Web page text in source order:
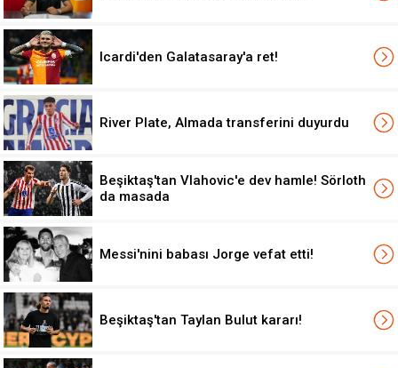
Icardi'den Galatasaray'a ret!
River Plate, Almada transferini duyurdu
Beşiktaş'tan Vlahovic'e dev hamle! Sörloth
da masada
Messi'nini babası Jorge vefat etti!
Beşiktaş'tan Taylan Bulut kararı!